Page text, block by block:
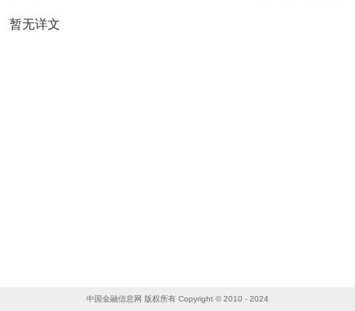
暂无详文
中国金融信息网 版权所有 Copyright © 2010 - 2024